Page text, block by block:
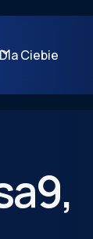
Dla Ciebie
9,